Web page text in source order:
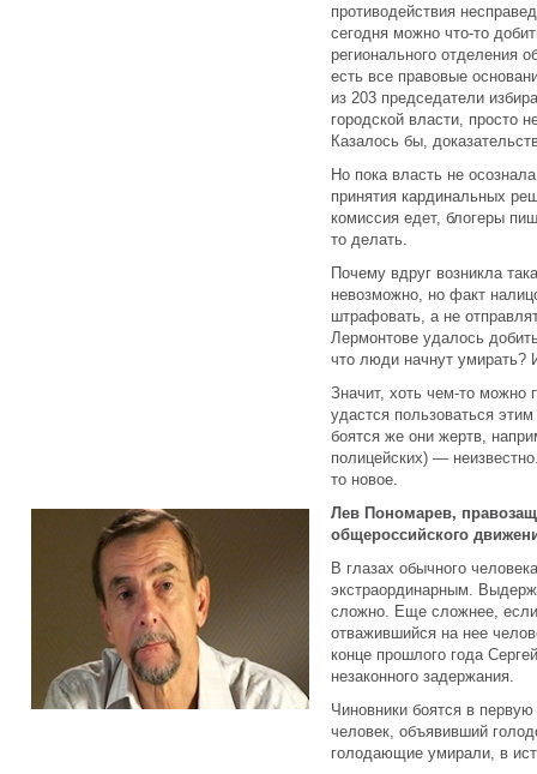
противодействия
сегодня можно что-то
регионального отделения
есть все правовые
из 203 председатели
городской власти, просто
Казалось бы,
Но пока власть не
принятия кардинальных
комиссия едет, блогеры
то делать.
Почему вдруг возникла
невозможно, но факт
штрафовать, а не
Лермонтове удалось
что люди начнут умирать?
Значит, хоть чем-то можно
удастся пользоваться
боятся же они жертв,
полицейских) —
то новое.
Лев Пономарев,
общероссийского
В глазах обычного
экстраординарным.
сложно. Еще сложнее,
отважившийся на нее
конце прошлого года
незаконного задержания.
Чиновники боятся в
человек, объявивший
голодающие умирали, в